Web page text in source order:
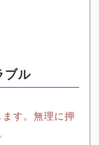
ブル
す。無理に押